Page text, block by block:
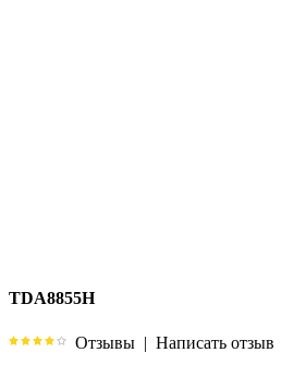
TDA8855H
Отзывы | Написать отзыв